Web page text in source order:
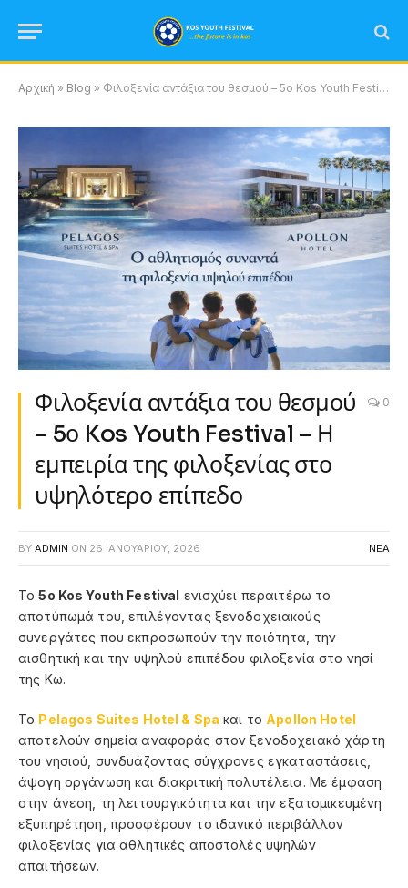
Αρχική » Blog » Φιλοξενία αντάξια του θεσμού – 5ο Kos Youth Festival – Η εμπειρία της φιλοξενίας στο υψηλότερο επίπεδο
Φιλοξενία αντάξια του θεσμού
– 5ο Kos Youth Festival – Η
εμπειρία της φιλοξενίας στο
υψηλότερο επίπεδο
0
BY ADMIN ON 26 ΙΑΝΟΥΑΡΊΟΥ, 2026 ΝΕΑ
Το5ο Kos Youth Festival ενισχύει περαιτέρω το
αποτύπωμά του, επιλέγοντας ξενοδοχειακούς
συνεργάτες που εκπροσωπούν την ποιότητα, την
αισθητική και την υψηλού επιπέδου φιλοξενία στο νησί
της Κω.
Το Pelagos Suites Hotel & Spa και το Apollon Hotel
αποτελούν σημεία αναφοράς στον ξενοδοχειακό χάρτη
του νησιού, συνδυάζοντας σύγχρονες εγκαταστάσεις,
άψογη οργάνωση και διακριτική πολυτέλεια. Με έμφαση
στην άνεση, τη λειτουργικότητα και την εξατομικευμένη
εξυπηρέτηση, προσφέρουν το ιδανικό περιβάλλον
φιλοξενίας για αθλητικές αποστολές υψηλών
απαιτήσεων.